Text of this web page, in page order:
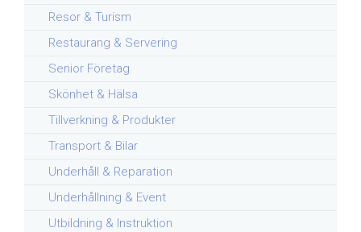
Resor & Turism
Restaurang & Servering
Senior Företag
Skönhet & Hälsa
Tillverkning & Produkter
Transport & Bilar
Underhåll & Reparation
Underhållning & Event
Utbildning & Instruktion